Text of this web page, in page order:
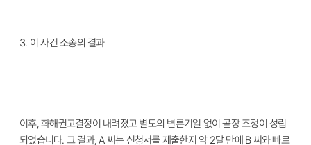
3. 이 사건 소송의 결과
이후, 화해권고결정이 내려졌고 별도의 변론기일 없이 곧장 조정이 성립
되었습니다. 그 결과, A 씨는 신청서를 제출한지 약 2달 만에 B 씨와 빠르